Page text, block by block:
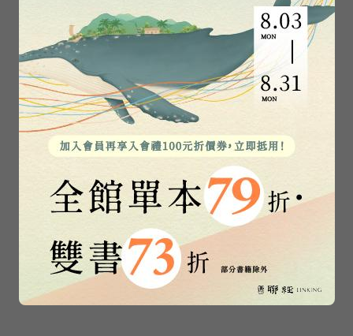
修改過程 馬橋詞典
日夜書 鞋癖